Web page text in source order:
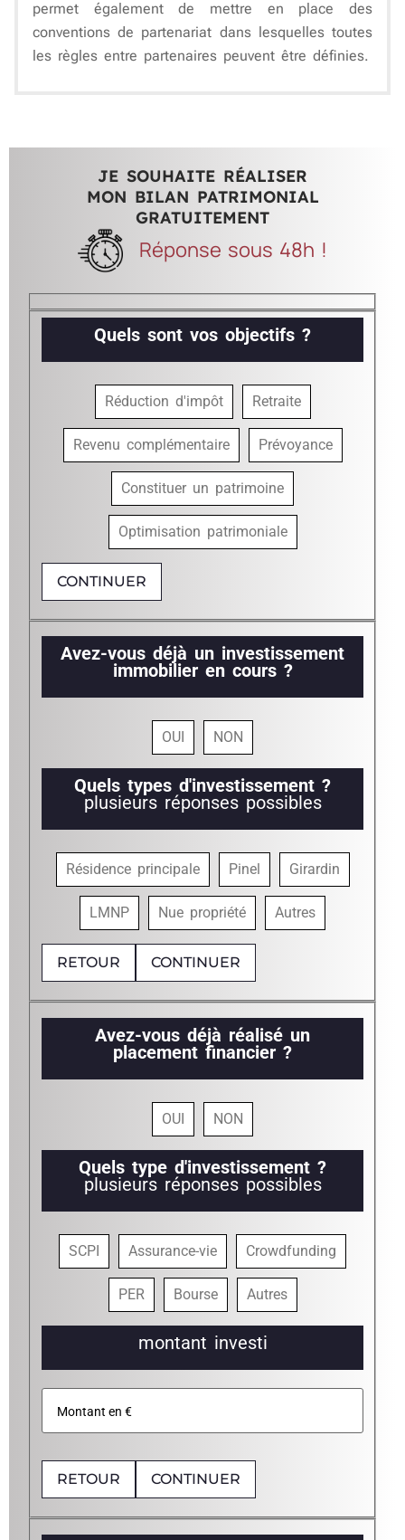
permet également de mettre en place des
conventions de partenariat dans lesquelles toutes
les règles entre partenaires peuvent être définies.
JE SOUHAITE RÉALISER
MON BILAN PATRIMONIAL
GRATUITEMENT
Réponse sous 48h !
Quels sont vos objectifs ?
Réduction d'impôt Retraite
Revenu complémentaire Prévoyance
Constituer un patrimoine
Optimisation patrimoniale
CONTINUER
Avez-vous déjà un investissement
immobilier en cours ?
OUI NON
Quels types d'investissement ?
plusieurs réponses possibles
Résidence principale Pinel Girardin
LMNP Nue propriété Autres
RETOUR CONTINUER
Avez-vous déjà réalisé un
placement financier ?
OUI NON
Quels type d'investissement ?
plusieurs réponses possibles
SCPI Assurance-vie Crowdfunding
PER Bourse Autres
montant investi
RETOUR CONTINUER